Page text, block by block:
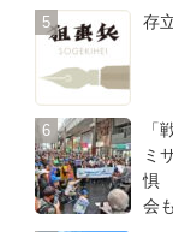
存
「
ミ
惧
会